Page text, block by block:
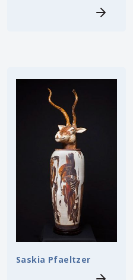
Saskia Pfaeltzer